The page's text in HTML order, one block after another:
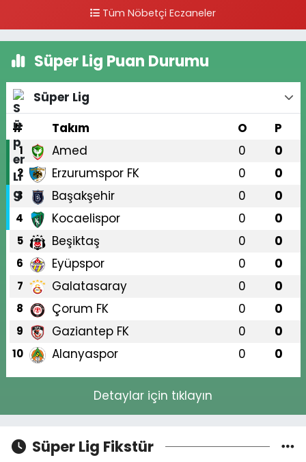
Tüm Nöbetçi Eczaneler
Süper Lig Puan Durumu
Süper Lig
#
Takım O P
1 Amed 0 0
2 Erzurumspor FK 0 0
3 Başakşehir 0 0
4 Kocaelispor 0 0
5 Beşiktaş 0 0
6 Eyüpspor 0 0
7 Galatasaray 0 0
8 Çorum FK 0 0
9 Gaziantep FK 0 0
10 Alanyaspor 0 0
Detaylar için tıklayın
Süper Lig Fikstür